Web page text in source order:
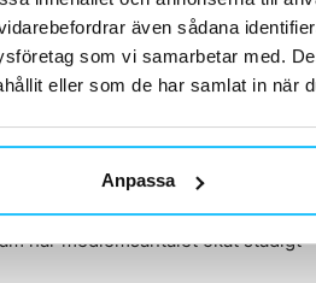
även sådana
som vi samarbetar med.
eller som de har samlat in när
Anpassa
målgrupp villFriskis Lidköping
och skapa hållbara rutiner.
till träning och göra det
målinriktade pass är en viktig
har medlemsantalet ökat stadigt